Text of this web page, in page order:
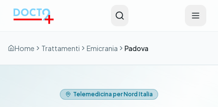
Home Trattamenti Emicrania Padova
Telemedicina per Nord Italia